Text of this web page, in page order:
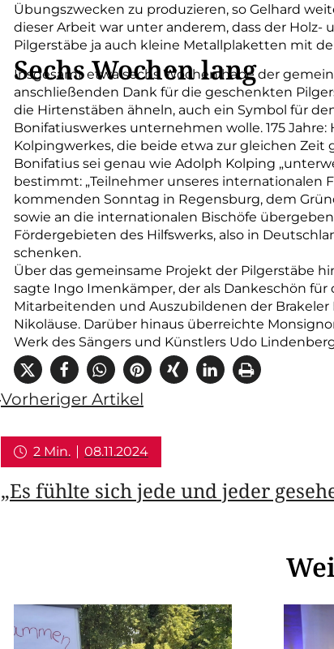
Übungszwecken zu produzieren, so Gelhard
dieser Arbeit war unter anderem, dass der
Pilgerstäbe ja auch kleine Metallplaketten mit
Sechs Wochen lang
Insgesamt etwa sechs Wochen habe der
anschließenden Dank für die geschenkten
die Hirtenstäben ähneln, auch ein Symbol für
Bonifatiuswerkes unternehmen wolle. 175
Kolpingwerkes, die beide etwa zur gleichen
Bonifatius sei genau wie Adolph Kolping
bestimmt: „Teilnehmer unseres internationalen
kommenden Sonntag in Regensburg, dem
sowie an die internationalen Bischöfe
Fördergebieten des Hilfswerks, also in
schenken.
Über das gemeinsame Projekt der Pilgerstäbe
sagte Ingo Imenkämper, der als Dankeschön
Mitarbeitenden und Auszubildenen der
Nikoläuse. Darüber hinaus überreichte
Werk des Sängers und Künstlers Udo
Vorheriger Artikel
2 Min. 08.11.2024
„Es fühlte sich jede und jeder